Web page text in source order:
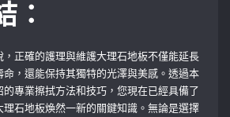
：
，正確的護理與維護大理石地板不僅能延長
命，還能保持其獨特的光澤與美感。透過本
的專業擦拭方法和技巧，您現在已經具備了
理石地板煥然一新的關鍵知識。無論是選擇